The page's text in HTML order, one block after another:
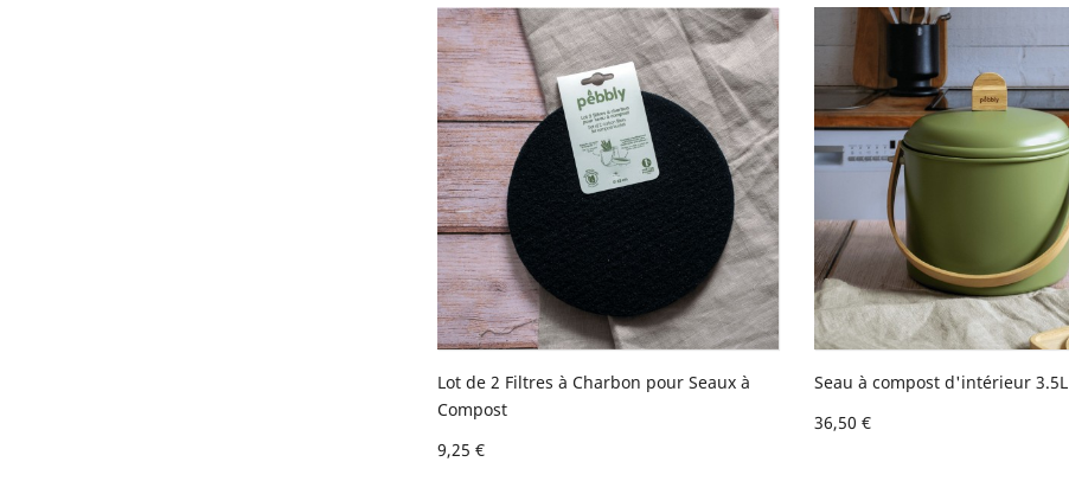
Lot de 2 Filtres à Charbon pour Seaux à
Compost
9,25 €
Seau à compost d'intérieur 3.5L
36,50 €